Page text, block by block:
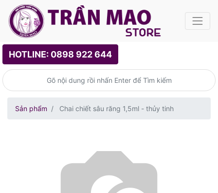
HOTLINE: 0898 922 644
Sản phẩm Chai chiết sâu răng 1,5ml - thủy tinh